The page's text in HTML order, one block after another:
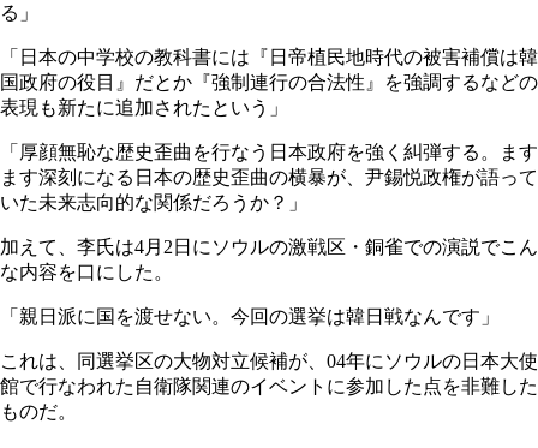
る」
「日本の中学校の教科書には『日帝植民地時代の被害補償は韓
国政府の役目』だとか『強制連行の合法性』を強調するなどの
表現も新たに追加されたという」
「厚顔無恥な歴史歪曲を行なう日本政府を強く糾弾する。ます
ます深刻になる日本の歴史歪曲の横暴が、尹錫悦政権が語って
いた未来志向的な関係だろうか？」
加えて、李氏は4月2日にソウルの激戦区・銅雀での演説でこん
な内容を口にした。
「親日派に国を渡せない。今回の選挙は韓日戦なんです」
これは、同選挙区の大物対立候補が、04年にソウルの日本大使
館で行なわれた自衛隊関連のイベントに参加した点を非難した
ものだ。